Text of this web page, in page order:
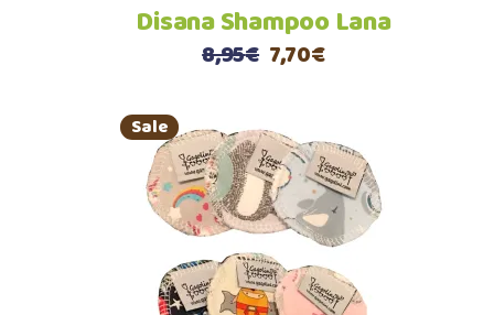
Disana Shampoo Lana
8,95€ Il
era:
8,95€.
7,70€Il
è:
7,70€.
Sale
Aggiungi al carrello